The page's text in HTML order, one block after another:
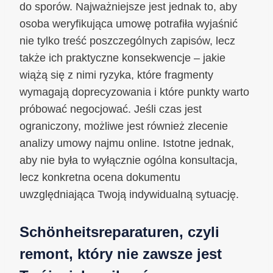
do sporów. Najważniejsze jest jednak to, aby
osoba weryfikująca umowę potrafiła wyjaśnić
nie tylko treść poszczególnych zapisów, lecz
także ich praktyczne konsekwencje – jakie
wiążą się z nimi ryzyka, które fragmenty
wymagają doprecyzowania i które punkty warto
próbować negocjować. Jeśli czas jest
ograniczony, możliwe jest również zlecenie
analizy umowy najmu online. Istotne jednak,
aby nie była to wyłącznie ogólna konsultacja,
lecz konkretna ocena dokumentu
uwzględniająca Twoją indywidualną sytuację.
Schönheitsreparaturen, czyli
remont, który nie zawsze jest